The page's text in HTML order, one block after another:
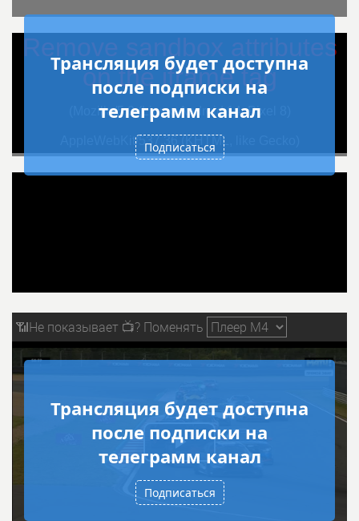
Трансляция будет доступна
после подписки на
телеграмм канал
Подписаться
Трансляция будет доступна
после подписки на
телеграмм канал
Подписаться